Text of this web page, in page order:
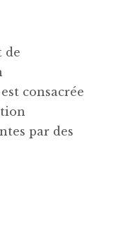
de
consacrée
par des